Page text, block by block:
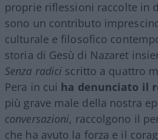
proprie riflessioni raccolte in
sono un contributo
culturale e filosofico
storia di Gesù di Nazaret
Senza radici scritto a quattro
Pera in cui ha denunciato il
più grave male della nostra
conversazioni, raccolgono il
che ha avuto la forza e il